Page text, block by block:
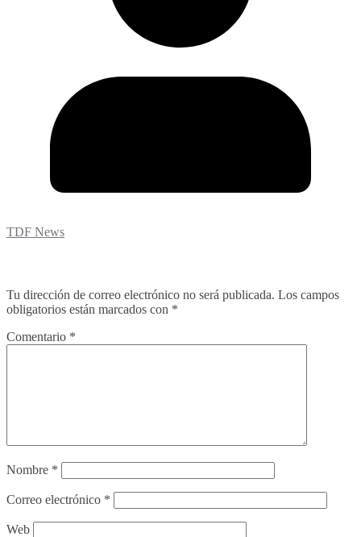
TDF News
Tu dirección de correo electrónico no será publicada. Los campos
obligatorios están marcados con *
Comentario *
Nombre *
Correo electrónico *
Web